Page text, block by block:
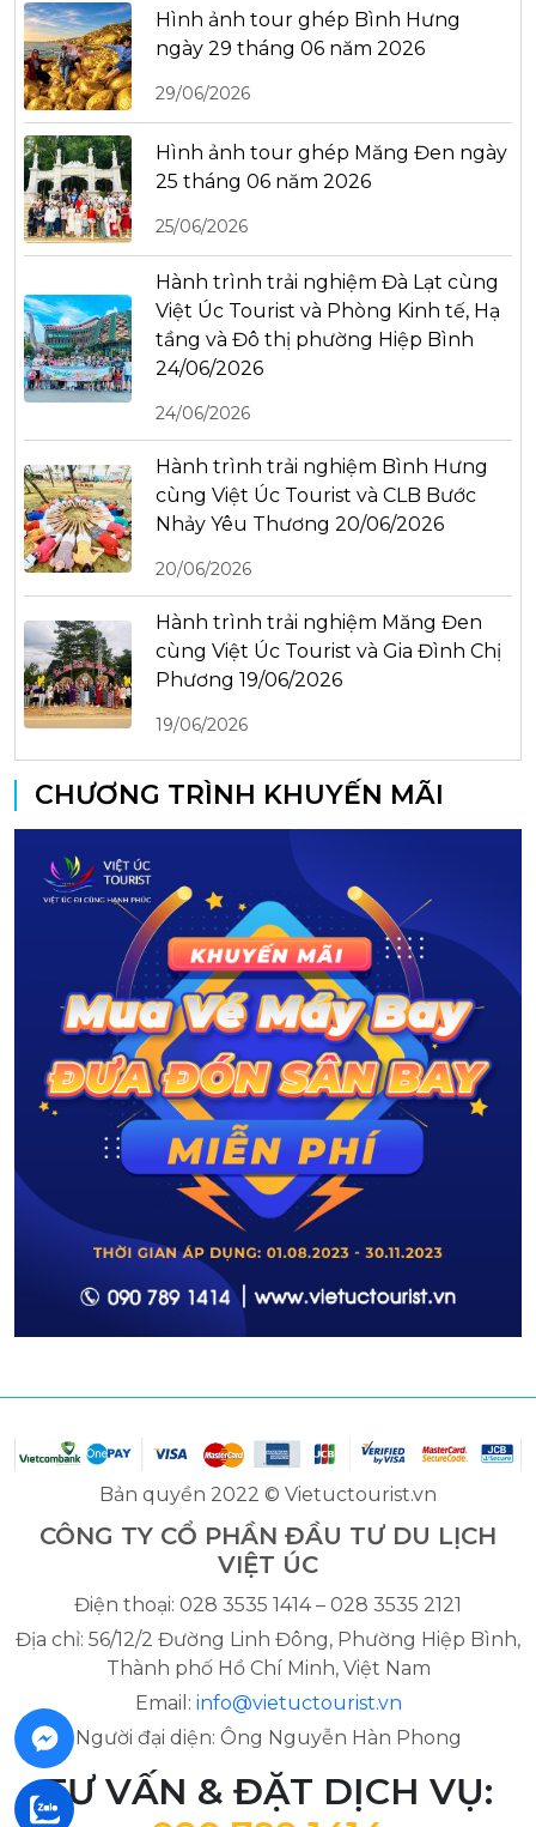
Hình ảnh tour ghép Bình Hưng
ngày 29 tháng 06 năm 2026
29/06/2026
Hình ảnh tour ghép Măng Đen ngày
25 tháng 06 năm 2026
25/06/2026
Hành trình trải nghiệm Đà Lạt cùng
Việt Úc Tourist và Phòng Kinh tế, Hạ
tầng và Đô thị phường Hiệp Bình
24/06/2026
24/06/2026
Hành trình trải nghiệm Bình Hưng
cùng Việt Úc Tourist và CLB Bước
Nhảy Yêu Thương 20/06/2026
20/06/2026
Hành trình trải nghiệm Măng Đen
cùng Việt Úc Tourist và Gia Đình Chị
Phương 19/06/2026
19/06/2026
CHƯƠNG TRÌNH KHUYẾN MÃI
Bản quyền 2022 © Vietuctourist.vn
CÔNG TY CỔ PHẦN ĐẦU TƯ DU LỊCH
VIỆT ÚC
Điện thoại: 028 3535 1414 – 028 3535 2121
Địa chỉ: 56/12/2 Đường Linh Đông, Phường Hiệp Bình,
Thành phố Hồ Chí Minh, Việt Nam
Email: info@vietuctourist.vn
Người đại diện: Ông Nguyễn Hàn Phong
TƯ VẤN & ĐẶT DỊCH VỤ: